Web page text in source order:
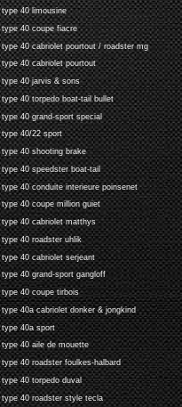
type 40 limousine
type 40 coupe fiacre
type 40 cabriolet pourtout / roadster mg
type 40 cabriolet pourtout
type 40 jarvis & sons
type 40 torpedo boat-tail bullet
type 40 grand-sport special
type 40/22 sport
type 40 shooting brake
type 40 speedster boat-tail
type 40 conduite interieure poinsenet
type 40 coupe million guiet
type 40 cabriolet matthys
type 40 roadster uhlik
type 40 cabriolet serjeant
type 40 grand-sport gangloff
type 40 coupe tirbois
type 40a cabriolet donker & jongkind
type 40a sport
type 40 aile de mouette
type 40 roadster foulkes-halbard
type 40 torpedo duval
type 40 roadster style tecla